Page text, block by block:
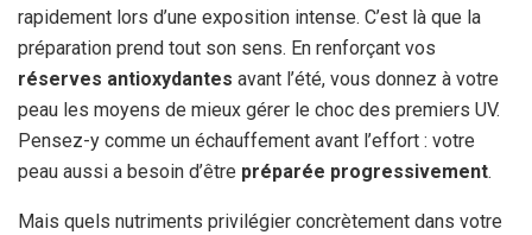
rapidement lors d’une exposition intense. C’est là que la
préparation prend tout son sens. En renforçant vos
réserves antioxydantes avant l’été, vous donnez à votre
peau les moyens de mieux gérer le choc des premiers UV.
Pensez-y comme un échauffement avant l’effort : votre
peau aussi a besoin d’être préparée progressivement.
Mais quels nutriments privilégier concrètement dans votre